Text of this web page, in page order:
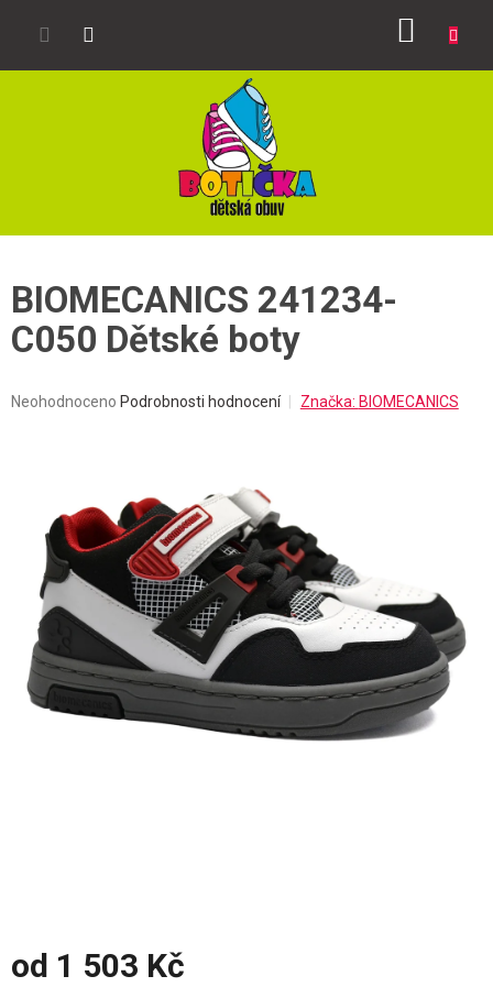
BIOMECANICS 241234-
C050 Dětské boty
Průměrné
hvězdiček.
Neohodnoceno Podrobnosti hodnocení Značka: BIOMECANICS
od 1 503 Kč